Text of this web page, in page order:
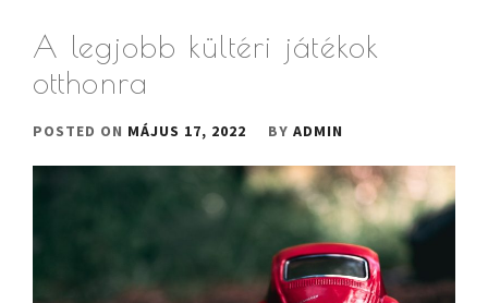
A legjobb kültéri játékok
otthonra
POSTED ON MÁJUS 17, 2022 BY ADMIN